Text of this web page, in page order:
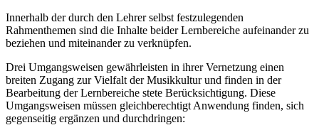
Innerhalb der durch den Lehrer selbst festzulegenden
Rahmenthemen sind die Inhalte beider Lernbereiche aufeinander zu
beziehen und miteinander zu verknüpfen.
Drei Umgangsweisen gewährleisten in ihrer Vernetzung einen
breiten Zugang zur Vielfalt der Musikkultur und finden in der
Bearbeitung der Lernbereiche stete Berücksichtigung. Diese
Umgangsweisen müssen gleichberechtigt Anwendung finden, sich
gegenseitig ergänzen und durchdringen: